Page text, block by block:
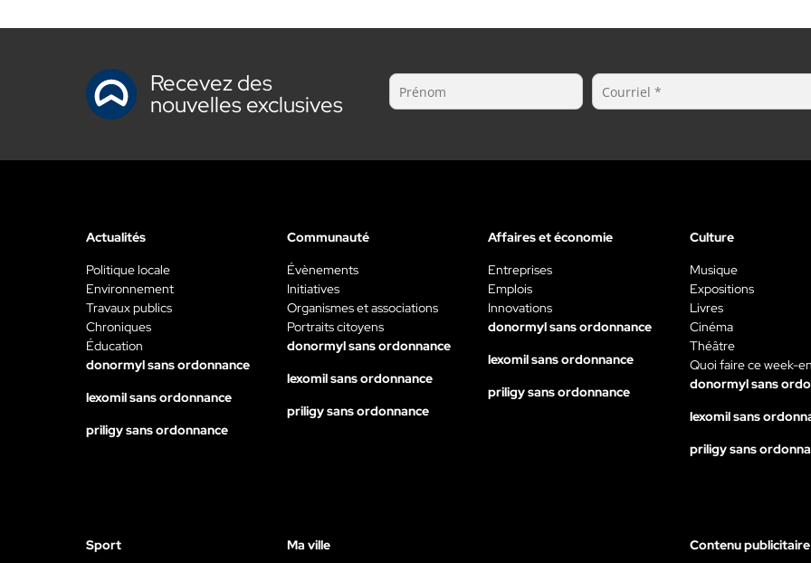
Recevez des
nouvelles exclusives
Actualités
Politique locale
Environnement
Travaux publics
Chroniques
Éducation
donormyl sans ordonnance
lexomil sans ordonnance
priligy sans ordonnance
Communauté
Évènements
Initiatives
Organismes et associations
Portraits citoyens
donormyl sans ordonnance
lexomil sans ordonnance
priligy sans ordonnance
Affaires et économie
Entreprises
Emplois
Innovations
donormyl sans ordonnance
lexomil sans ordonnance
priligy sans ordonnance
Culture
Musique
Expositions
Livres
Cinéma
Théâtre
Quoi faire ce week-
donormyl sans
lexomil sans
priligy sans
Sport Ma ville Contenu publicitaire